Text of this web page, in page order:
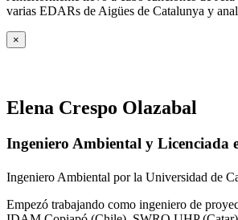
varias EDARs de Aigües de Catalunya y
×
Elena Crespo Olazabal
Ingeniero Ambiental y Licenciada
Ingeniero Ambiental por la Universidad de
Empezó trabajando como ingeniero de